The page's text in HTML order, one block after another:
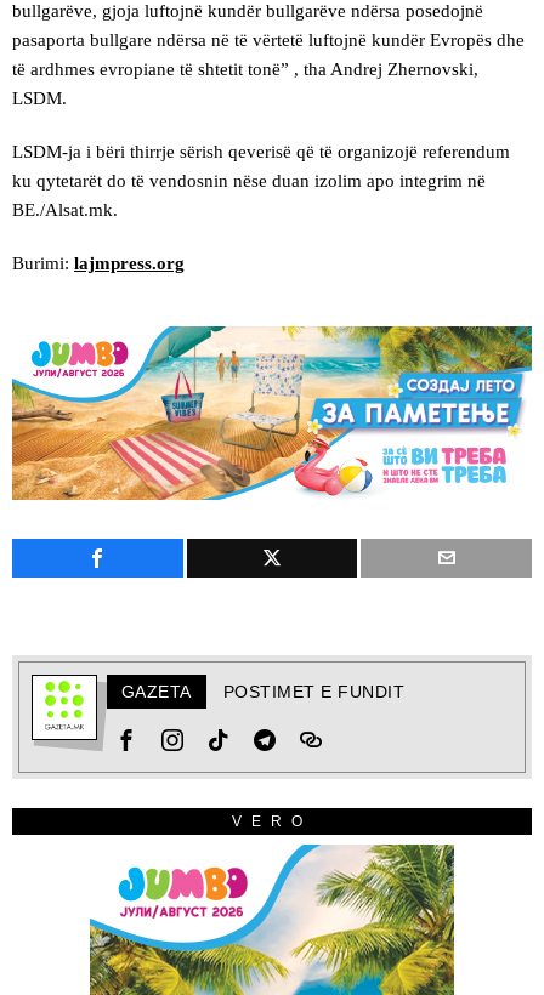
bullgarëve, gjoja luftojnë kundër bullgarëve ndërsa posedojnë
pasaporta bullgare ndërsa në të vërtetë luftojnë kundër Evropës dhe
të ardhmes evropiane të shtetit tonë” , tha Andrej Zhernovski,
LSDM.
LSDM-ja i bëri thirrje sërish qeverisë që të organizojë referendum
ku qytetarët do të vendosnin nëse duan izolim apo integrim në
BE./Alsat.mk.
Burimi: lajmpress.org
GAZETA POSTIMET E FUNDIT
VERO